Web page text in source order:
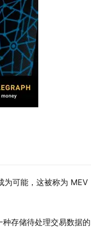
为可能，这被称为 MEV
种存储待处理交易数据的